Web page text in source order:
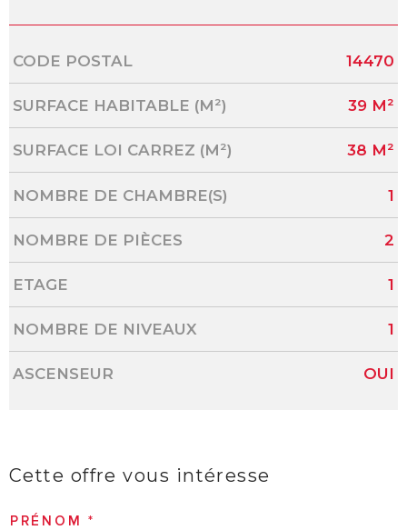
Caractérisque Valeurs
CODE POSTAL 14470
SURFACE HABITABLE (M²) 39 M²
SURFACE LOI CARREZ (M²) 38 M²
NOMBRE DE CHAMBRE(S) 1
NOMBRE DE PIÈCES 2
ETAGE 1
NOMBRE DE NIVEAUX 1
ASCENSEUR OUI
Cette offre vous intéresse
PRÉNOM *